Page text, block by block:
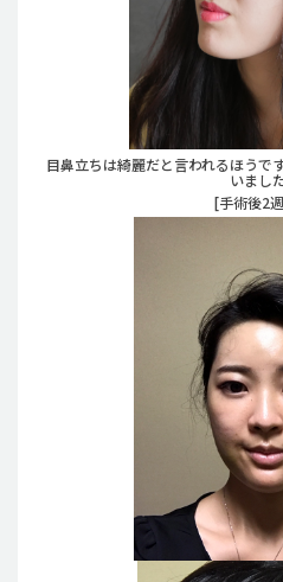
目鼻立ちは綺麗だと言われるほうで
いました
[手術後2